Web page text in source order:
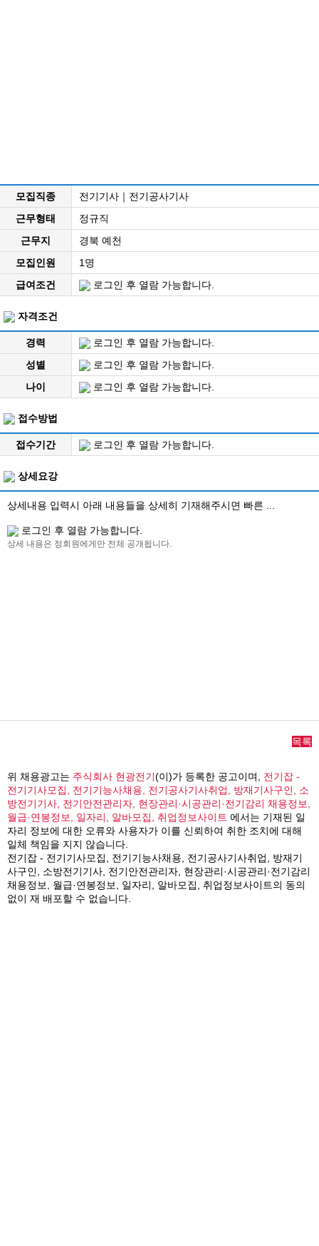
모집직종
전기기사｜전기공사기사
근무형태
정규직
근무지
경북 예천
모집인원
1명
급여조건
로그인 후 열람 가능합니다.
자격조건
경력
로그인 후 열람 가능합니다.
성별
로그인 후 열람 가능합니다.
나이
로그인 후 열람 가능합니다.
접수방법
접수기간 로그인 후 열람 가능합니다.
상세요강
상세내용 입력시 아래 내용들을 상세히 기재해주시면 빠른 ...
로그인 후 열람 가능합니다.
상세 내용은 정회원에게만 전체 공개됩니다.
목록
위 채용광고는 주식회사 현광전기(이)가 등록한 공고이며, 전기잡 -
전기기사모집, 전기기능사채용, 전기공사기사취업, 방재기사구인, 소
방전기기사, 전기안전관리자, 현장관리·시공관리·전기감리 채용정보,
월급·연봉정보, 일자리, 알바모집, 취업정보사이트 에서는 기재된 일
자리 정보에 대한 오류와 사용자가 이를 신뢰하여 취한 조치에 대해
일체 책임을 지지 않습니다.
전기잡 - 전기기사모집, 전기기능사채용, 전기공사기사취업, 방재기
사구인, 소방전기기사, 전기안전관리자, 현장관리·시공관리·전기감리
채용정보, 월급·연봉정보, 일자리, 알바모집, 취업정보사이트의 동의
없이 재 배포할 수 없습니다.